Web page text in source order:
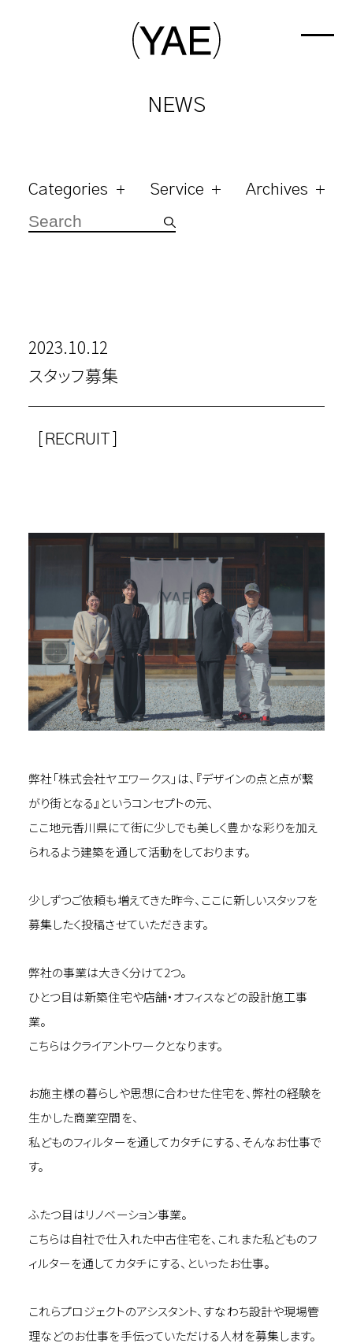
NEWS
Categories Service Archives
スタッフ募集
［RECRUIT］
弊社「株式会社ヤエワークス」は、『デザインの点と点が繋
がり街となる』というコンセプトの元、
ここ地元香川県にて街に少しでも美しく豊かな彩りを加え
られるよう建築を通して活動をしております。
少しずつご依頼も増えてきた昨今、ここに新しいスタッフを
募集したく投稿させていただきます。
弊社の事業は大きく分けて2つ。
ひとつ目は新築住宅や店舗・オフィスなどの設計施工事
業。
こちらはクライアントワークとなります。
お施主様の暮らしや思想に合わせた住宅を、弊社の経験を
生かした商業空間を、
私どものフィルターを通してカタチにする、そんなお仕事で
す。
ふたつ目はリノベーション事業。
こちらは自社で仕入れた中古住宅を、これまた私どものフ
ィルターを通してカタチにする、といったお仕事。
これらプロジェクトのアシスタント、すなわち設計や現場管
理などのお仕事を手伝っていただける人材を募集します。